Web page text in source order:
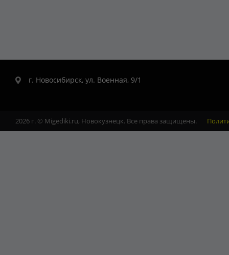
г. Новосибирск, ул. Военная, 9/1
2026 г. © Migediki.ru, Новокузнецк. Все права защищены.